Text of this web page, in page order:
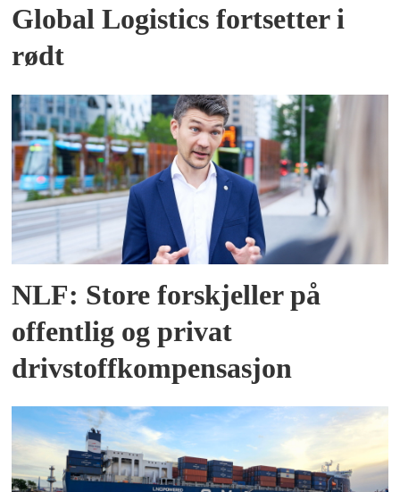
Global Logistics fortsetter i
rødt
NLF: Store forskjeller på
offentlig og privat
drivstoffkompensasjon